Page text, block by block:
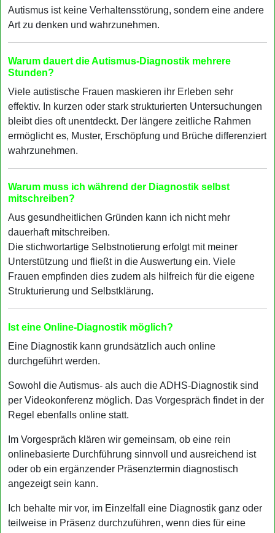
Autismus ist keine Verhaltensstörung, sondern eine andere
Art zu denken und wahrzunehmen.
Warum dauert die Autismus-Diagnostik mehrere
Stunden?
Viele autistische Frauen maskieren ihr Erleben sehr
effektiv. In kurzen oder stark strukturierten Untersuchungen
bleibt dies oft unentdeckt. Der längere zeitliche Rahmen
ermöglicht es, Muster, Erschöpfung und Brüche differenziert
wahrzunehmen.
Warum muss ich während der Diagnostik selbst
mitschreiben?
Aus gesundheitlichen Gründen kann ich nicht mehr
dauerhaft mitschreiben.
Die stichwortartige Selbstnotierung erfolgt mit meiner
Unterstützung und fließt in die Auswertung ein. Viele
Frauen empfinden dies zudem als hilfreich für die eigene
Strukturierung und Selbstklärung.
Ist eine Online-Diagnostik möglich?
Eine Diagnostik kann grundsätzlich auch online
durchgeführt werden.
Sowohl die Autismus- als auch die ADHS-Diagnostik sind
per Videokonferenz möglich. Das Vorgespräch findet in der
Regel ebenfalls online statt.
Im Vorgespräch klären wir gemeinsam, ob eine rein
onlinebasierte Durchführung sinnvoll und ausreichend ist
oder ob ein ergänzender Präsenztermin diagnostisch
angezeigt sein kann.
Ich behalte mir vor, im Einzelfall eine Diagnostik ganz oder
teilweise in Präsenz durchzuführen, wenn dies für eine